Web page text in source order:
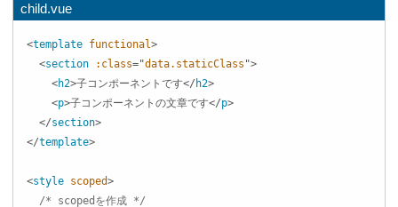
child.vue
<template functional>
<section :class="data.staticClass ">
<h2>子コンポーネントです</ h2>
<p>子コンポーネントの文章です</p>
</section>
</template>
<style scoped>
/* scopedを作成 */